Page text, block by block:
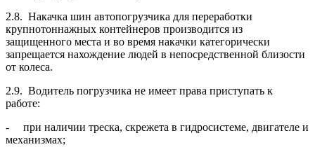
2.8. Накачка шин автопогрузчика для переработки
крупнотоннажных контейнеров производится из
защищенного места и во время накачки категорически
запрещается нахождение людей в непосредственной близости
от колеса.
2.9. Водитель погрузчика не имеет права приступать к
работе:
- при наличии треска, скрежета в гидросистеме, двигателе и
механизмах;